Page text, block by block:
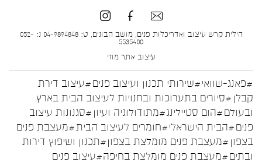
הילית קרש עיצוב ואדריכלות פנים, מושב הבונים, ט: 04-9894848 נ: 052-
5535400
עיצוב אתר מוזי
#פאנג-שוואי#שירותי תכנון ועיצוב פנים#עיצוב דירת
קבלן #סיורים בתערוכות ובחנויות לעיצוב הבית בארץ
ובעולם#הום סטיילינג#מתודולוגיה ועיון #סגנונות עיצוב
פנים#הבית הישראלי#חומרים לעיצוב הבית#מעצבת פנים
בצפון #מעצבת פנים מומלצת בצפון#תכנון ושיפוץ דירות
ובתים#מעצבת פנים מומלצת בחיפה#עיצוב פנים